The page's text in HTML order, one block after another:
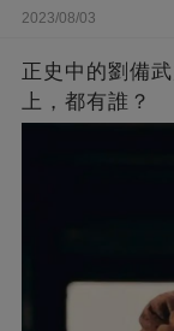
2023/08/03
正史中的劉備
上，都有誰？